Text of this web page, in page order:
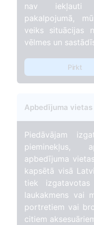
nav iekļauti
pakalpojumā,
veiks situācijas
vēlmes un
Pirkt
Apbedījuma
Piedāvājam
pieminekļus,
apbedījuma
kapsētā visā
tiek
laukakmens vai
portretiem vai
citiem